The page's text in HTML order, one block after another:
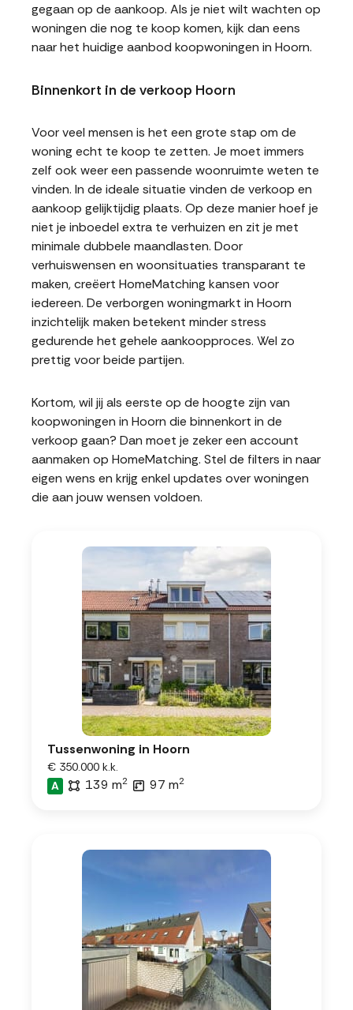
gegaan op de aankoop. Als je niet wilt wachten op
woningen die nog te koop komen, kijk dan eens
naar het huidige aanbod koopwoningen in Hoorn.
Binnenkort in de verkoop Hoorn
Voor veel mensen is het een grote stap om de
woning echt te koop te zetten. Je moet immers
zelf ook weer een passende woonruimte weten te
vinden. In de ideale situatie vinden de verkoop en
aankoop gelijktijdig plaats. Op deze manier hoef je
niet je inboedel extra te verhuizen en zit je met
minimale dubbele maandlasten. Door
verhuiswensen en woonsituaties transparant te
maken, creëert HomeMatching kansen voor
iedereen. De verborgen woningmarkt in Hoorn
inzichtelijk maken betekent minder stress
gedurende het gehele aankoopproces. Wel zo
prettig voor beide partijen.
Kortom, wil jij als eerste op de hoogte zijn van
koopwoningen in Hoorn die binnenkort in de
verkoop gaan? Dan moet je zeker een account
aanmaken op HomeMatching. Stel de filters in naar
eigen wens en krijg enkel updates over woningen
die aan jouw wensen voldoen.
Tussenwoning in Hoorn
€ 350.000 k.k.
A
139 m2 97 m2